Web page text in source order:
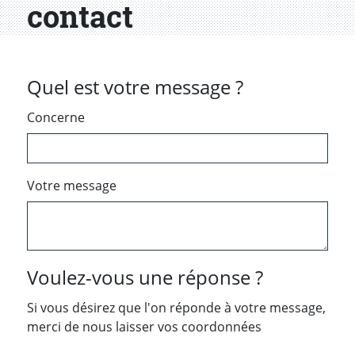
contact
Quel est votre message ?
Concerne
Votre message
Voulez-vous une réponse ?
Si vous désirez que l'on réponde à votre message,
merci de nous laisser vos coordonnées